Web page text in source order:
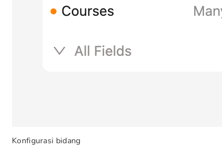
Konfigurasi bidang